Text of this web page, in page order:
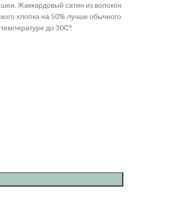
Жаккардовый сатин из волокон
хлопка на 50% лучше обычного
до 30С°.